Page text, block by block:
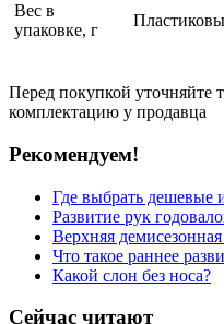
Вес в
упаковке, г
Перед покупкой уточняйте
комплектацию у продавца
Рекомендуем!
Где выбрать дешевые
Развитие рук
Верхняя
Что такое раннее
Какой слон без носа?
Сейчас читают